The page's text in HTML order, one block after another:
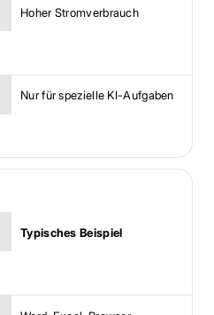
Hoher Stromverbrauch
Nur für spezielle KI-Aufgaben
Typisches Beispiel